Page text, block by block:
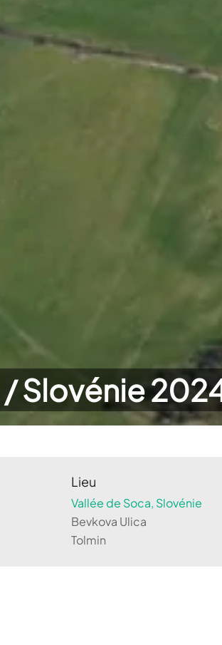
Slovénie
Lieu
Vallée de Soca, Slovénie
Bevkova Ulica
Tolmin